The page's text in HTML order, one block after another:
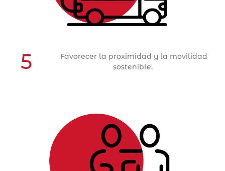
5
Favorecer la proximidad y la movilidad
sostenible.
Objetivo Estratégico 6